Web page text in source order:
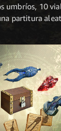
umbríos, 10
partitura